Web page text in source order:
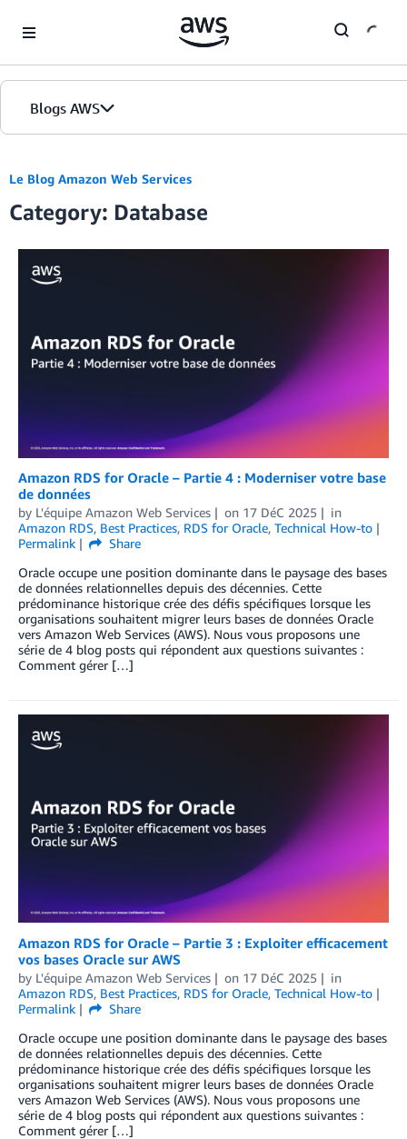
Blogs AWS
Accueil
Éditions
Le Blog Amazon Web Services
Category: Database
Amazon RDS for Oracle – Partie 4 : Moderniser votre base
de données
by L'équipe Amazon Web Services on 17 DéC 2025
in
Amazon RDS, Best Practices, RDS for Oracle, Technical How-to
Permalink
Share
Oracle occupe une position dominante dans le paysage des bases
de données relationnelles depuis des décennies. Cette
prédominance historique crée des défis spécifiques lorsque les
organisations souhaitent migrer leurs bases de données Oracle
vers Amazon Web Services (AWS). Nous vous proposons une
série de 4 blog posts qui répondent aux questions suivantes :
Comment gérer […]
Amazon RDS for Oracle – Partie 3 : Exploiter efficacement
vos bases Oracle sur AWS
by L'équipe Amazon Web Services on 17 DéC 2025
in
Amazon RDS, Best Practices, RDS for Oracle, Technical How-to
Permalink
Share
Oracle occupe une position dominante dans le paysage des bases
de données relationnelles depuis des décennies. Cette
prédominance historique crée des défis spécifiques lorsque les
organisations souhaitent migrer leurs bases de données Oracle
vers Amazon Web Services (AWS). Nous vous proposons une
série de 4 blog posts qui répondent aux questions suivantes :
Comment gérer […]